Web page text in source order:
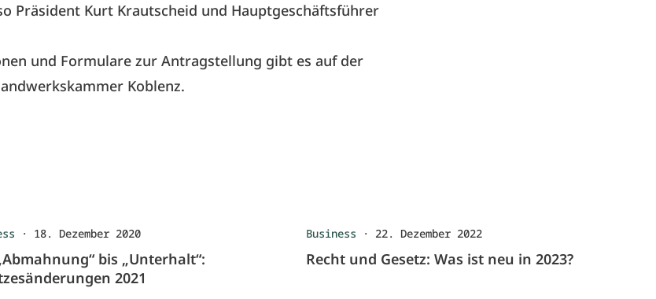
Präsident Kurt Krautscheid und Hauptgeschäftsführer
und Formulare zur Antragstellung gibt es auf der
Koblenz.
· 18. Dezember 2020
bis „Unterhalt“:
2021
Business · 22. Dezember 2022
Recht und Gesetz: Was ist neu in 2023?